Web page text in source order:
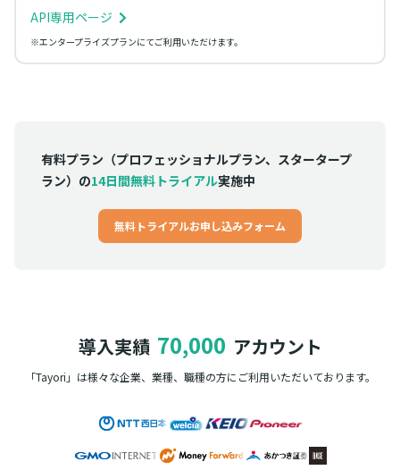
API専用ページ
※エンタープライズプランにてご利用いただけます。
有料プラン（プロフェッショナルプラン、スタータープ
ラン）の14日間無料トライアル実施中
無料トライアルお申し込みフォーム
導入実績 70,000 アカウント
「Tayori」は様々な企業、業種、職種の方に ご利用いただいております。